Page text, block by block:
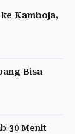
Kamboja,
Bisa
30 Menit